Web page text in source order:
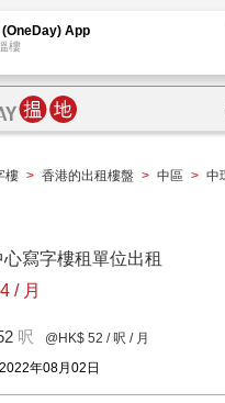
(OneDay) App
樓
樓 > 香港的出租樓盤 > 中區 > 中
寫字樓租單位出租
/ 月
呎 @HK$ 52 / 呎 / 月
2022年08月02日